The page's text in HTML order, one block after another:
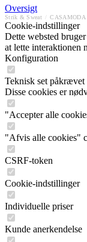
Oversigt
Strik & Sweat CASAMODA
Cookie-indstillinger
Dette websted
at lette interaktionen
Konfiguration
Teknisk set påkrævet
Disse cookies er
"Accepter alle
"Afvis alle cookies"
CSRF-token
Cookie-indstillinger
Individuelle priser
Kunde anerkendelse